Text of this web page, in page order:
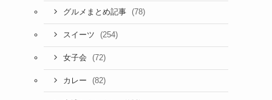
グルメまとめ記事 (78)
スイーツ (254)
女子会 (72)
カレー (82)